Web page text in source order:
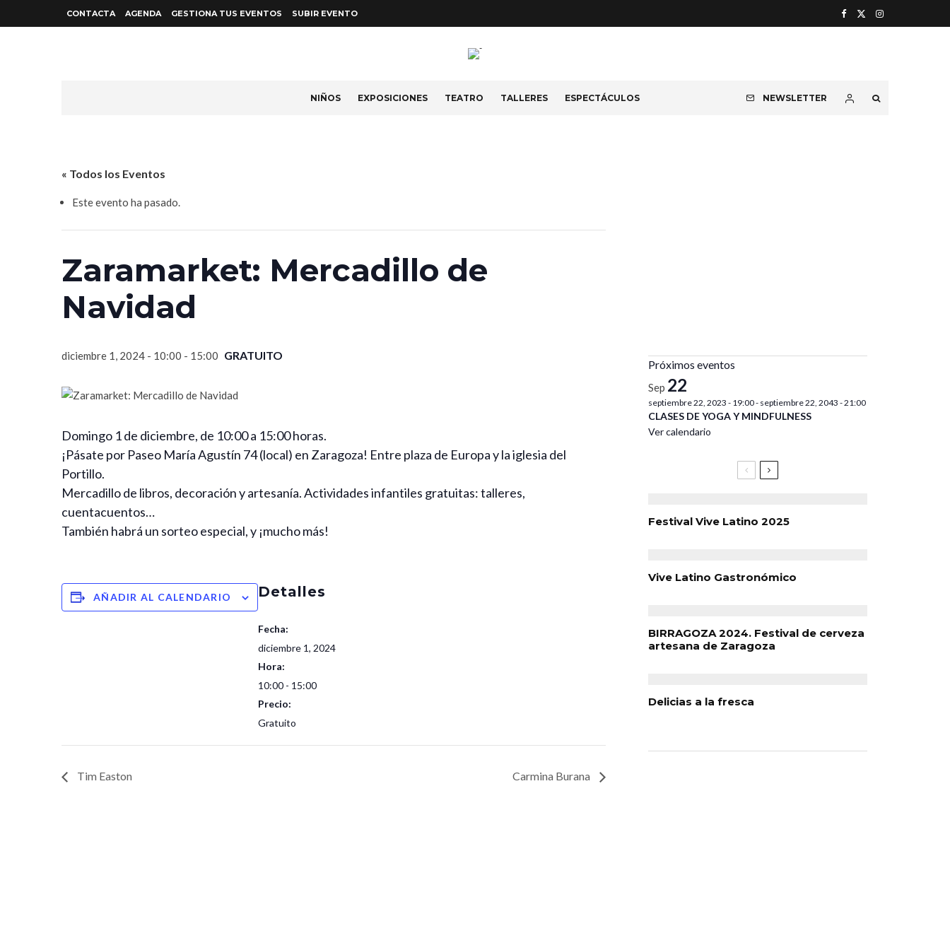
CONTACTA AGENDA GESTIONA TUS EVENTOS SUBIR EVENTO
NIÑOS EXPOSICIONES TEATRO TALLERES ESPECTÁCULOS NEWSLETTER
« Todos los Eventos
Este evento ha pasado.
Zaramarket: Mercadillo de
Navidad
diciembre 1, 2024 - 10:00 - 15:00 GRATUITO
Domingo 1 de diciembre, de 10:00 a 15:00 horas.
¡Pásate por Paseo María Agustín 74 (local) en Zaragoza! Entre plaza de Europa y la iglesia del
Portillo.
Mercadillo de libros, decoración y artesanía. Actividades infantiles gratuitas: talleres,
cuentacuentos…
También habrá un sorteo especial, y ¡mucho más!
AÑADIR AL CALENDARIO Detalles
Fecha:
diciembre 1, 2024
Hora:
10:00 - 15:00
Precio:
Gratuito
Tim Easton Carmina Burana
Próximos eventos
Sep 22
septiembre 22, 2023 - 19:00- septiembre 22, 2043 - 21:00
CLASES DE YOGA Y MINDFULNESS
Ver calendario
Festival Vive Latino 2025
Vive Latino Gastronómico
BIRRAGOZA 2024. Festival de cerveza
artesana de Zaragoza
Delicias a la fresca